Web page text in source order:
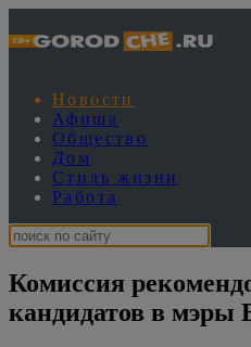
Новости
Афиша
Общество
Дом
Стиль жизни
Работа
Комиссия
кандидатов в мэры